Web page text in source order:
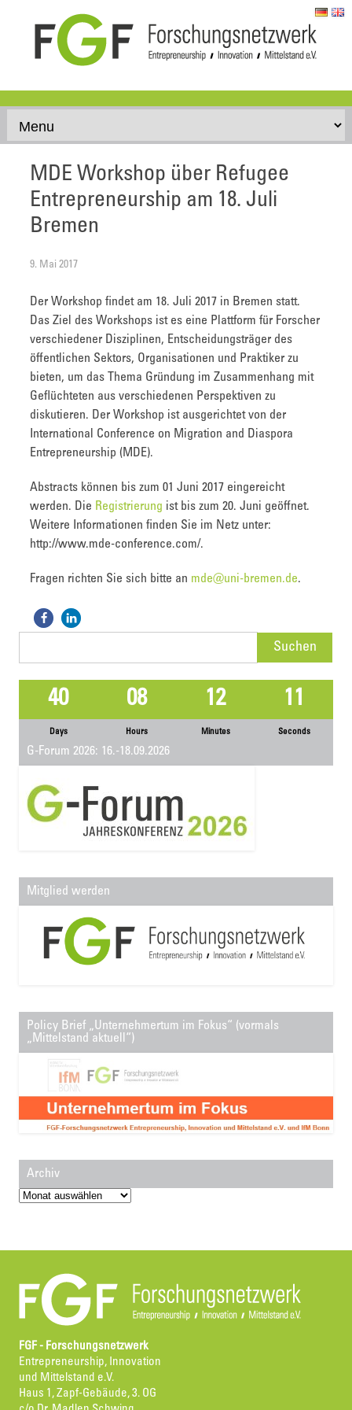
Skip to content
MDE Workshop über Refugee
Entrepreneurship am 18. Juli
Bremen
9. Mai 2017
Der Workshop findet am 18. Juli 2017 in Bremen statt.
Das Ziel des Workshops ist es eine Plattform für Forscher
verschiedener Disziplinen, Entscheidungsträger des
öffentlichen Sektors, Organisationen und Praktiker zu
bieten, um das Thema Gründung im Zusammenhang mit
Geflüchteten aus verschiedenen Perspektiven zu
diskutieren. Der Workshop ist ausgerichtet von der
International Conference on Migration and Diaspora
Entrepreneurship (MDE).
Abstracts können bis zum 01 Juni 2017 eingereicht
werden. Die Registrierung ist bis zum 20. Juni geöffnet.
Weitere Informationen finden Sie im Netz unter:
http://www.mde-conference.com/.
Fragen richten Sie sich bitte an mde@uni-bremen.de.
40
Days
08
Hours
12
Minutes
11
Seconds
G-Forum 2026: 16.-18.09.2026
Mitglied werden
Policy Brief „Unternehmertum im Fokus“ (vormals
„Mittelstand aktuell“)
Archiv
Archiv
FGF - Forschungsnetzwerk
Entrepreneurship, Innovation
und Mittelstand e.V.
Haus 1, Zapf-Gebäude, 3. OG